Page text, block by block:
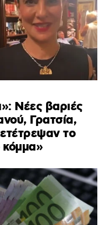
Νέες βαριές
Γρατσία,
το
κόμμα»